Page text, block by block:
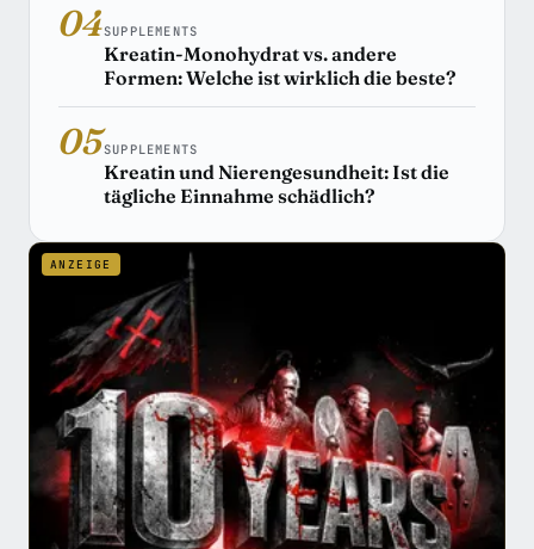
04SUPPLEMENTS
Kreatin-Monohydrat vs. andere
Formen: Welche ist wirklich die beste?
05SUPPLEMENTS
Kreatin und Nierengesundheit: Ist die
tägliche Einnahme schädlich?
ANZEIGE